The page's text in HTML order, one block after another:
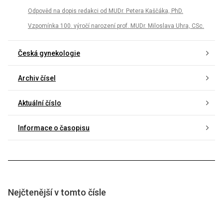
Odpověd na dopis redakci od MUDr. Petera Kaščáka, PhD.
Vzpomínka 100. výročí narození prof. MUDr. Miloslava Uhra, CSc.
Česká gynekologie
Archiv čísel
Aktuální číslo
Informace o časopisu
Nejčtenější v tomto čísle